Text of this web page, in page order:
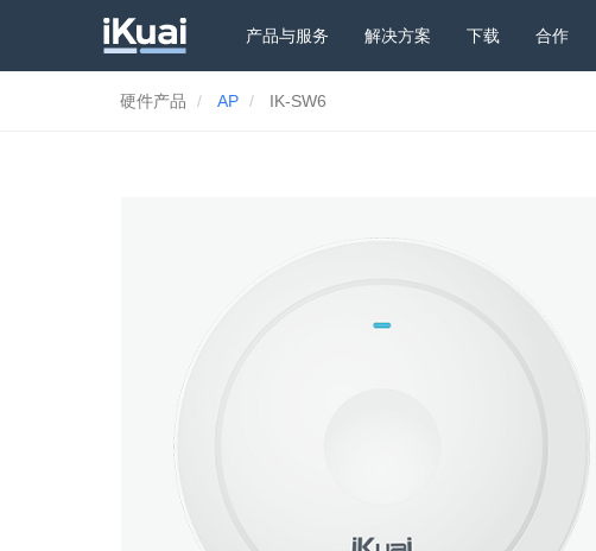
产品与服务 解决方案 下载 合作
硬件产品 AP IK-SW6